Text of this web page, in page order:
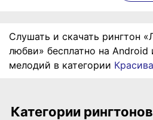
Слушать и скачать рингтон
любви» бесплатно на
мелодий в категории
Категории рингтонов